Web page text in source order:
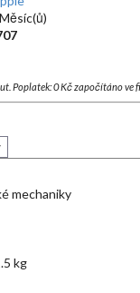
Poplatek: 0 Kč započítáno
mechaniky
kg